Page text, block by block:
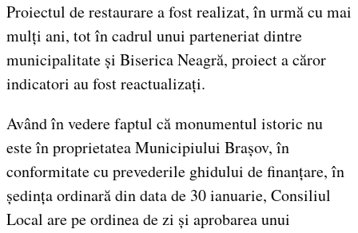
Proiectul de restaurare a fost realizat, în urmă cu mai
mulți ani, tot în cadrul unui parteneriat dintre
municipalitate și Biserica Neagră, proiect a căror
indicatori au fost reactualizați.
Având în vedere faptul că monumentul istoric nu
este în proprietatea Municipiului Brașov, în
conformitate cu prevederile ghidului de finanțare, în
ședința ordinară din data de 30 ianuarie, Consiliul
Local are pe ordinea de zi și aprobarea unui